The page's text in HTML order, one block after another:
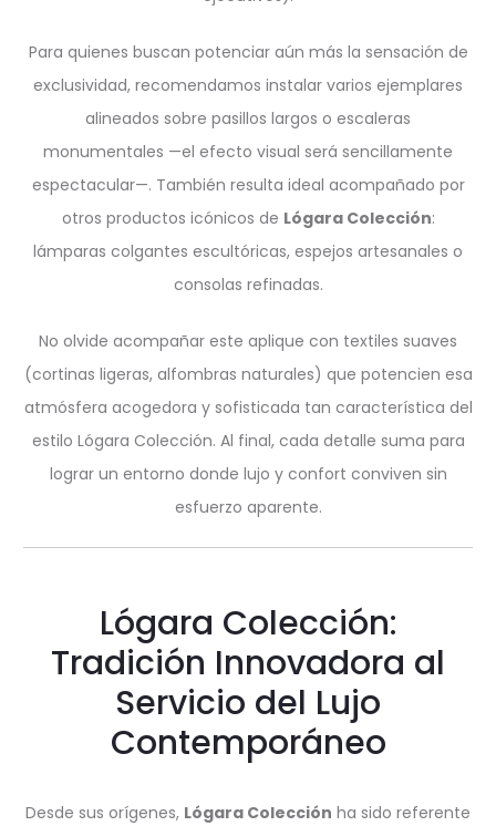
Para quienes buscan potenciar aún más la sensación de
exclusividad, recomendamos instalar varios ejemplares
alineados sobre pasillos largos o escaleras
monumentales —el efecto visual será sencillamente
espectacular—. También resulta ideal acompañado por
otros productos icónicos de Lógara Colección:
lámparas colgantes escultóricas, espejos artesanales o
consolas refinadas.
No olvide acompañar este aplique con textiles suaves
(cortinas ligeras, alfombras naturales) que potencien esa
atmósfera acogedora y sofisticada tan característica del
estilo Lógara Colección. Al final, cada detalle suma para
lograr un entorno donde lujo y confort conviven sin
esfuerzo aparente.
Lógara Colección:
Tradición Innovadora al
Servicio del Lujo
Contemporáneo
Desde sus orígenes, Lógara Colección ha sido referente